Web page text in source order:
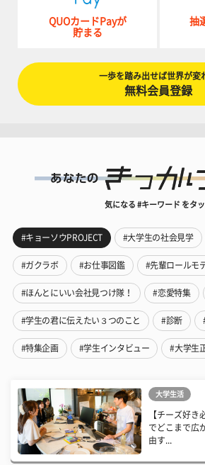
QUOカードPayが
貯まる
抽
一歩を踏み出せば世界が変
無料会員登録
気になる #キーワード をタ
#キョーソウPROJECT #大学生の社会見学
#ガクラボ #お仕事図鑑 #先輩ロールモ
#ほんとにいい会社見つけ隊！ #恋愛特集
#学生の君に伝えたい３つのこと #診断
#特集企画 #学生インタビュー #大学生
大学生活
【チーズ好き
でどこまで広
由す...